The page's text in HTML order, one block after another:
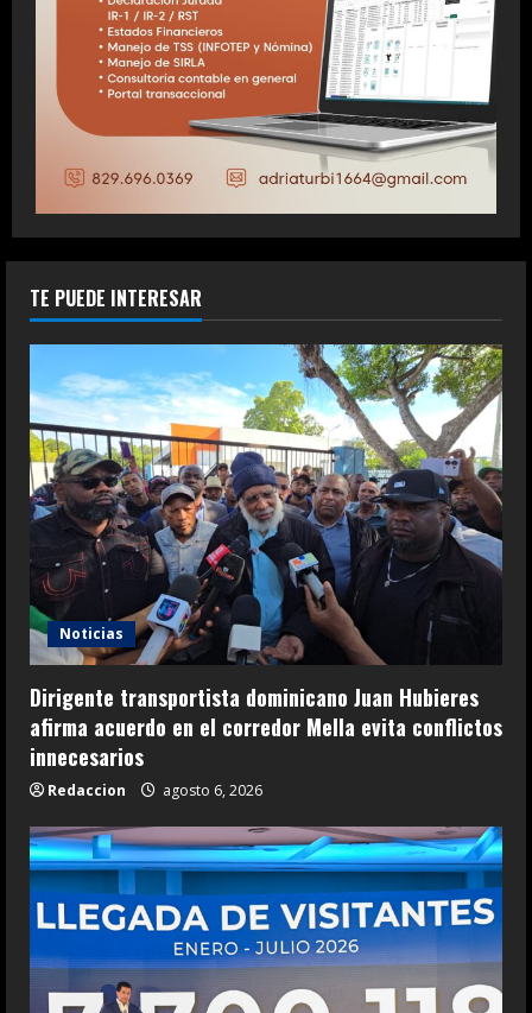
TE PUEDE INTERESAR
Noticias
Dirigente transportista dominicano Juan Hubieres
afirma acuerdo en el corredor Mella evita conflictos
innecesarios
Redaccion agosto 6, 2026